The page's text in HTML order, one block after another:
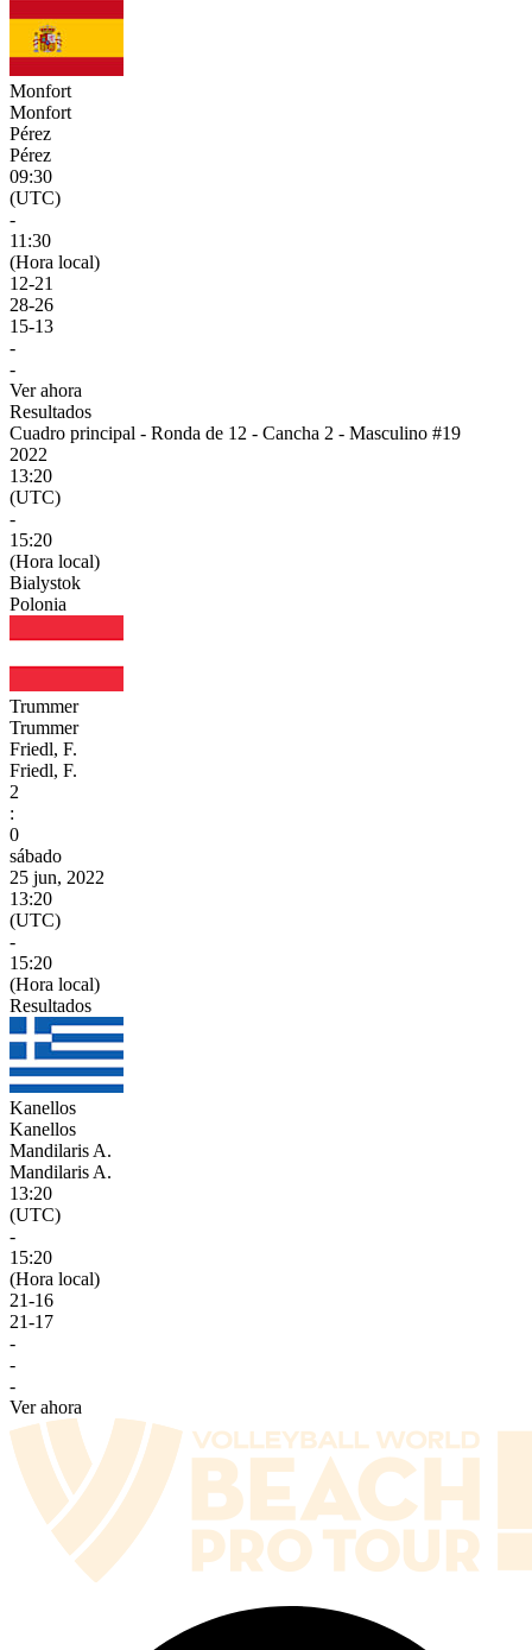
Monfort
Monfort
Pérez
Pérez
09:30
(UTC)
-
11:30
(Hora local)
12-21
28-26
15-13
-
-
Ver ahora
Resultados
Cuadro principal - Ronda de 12 - Cancha 2 - Masculino #19
2022
13:20
(UTC)
-
15:20
(Hora local)
Bialystok
Polonia
Trummer
Trummer
Friedl, F.
Friedl, F.
2
:
0
sábado
25 jun, 2022
13:20
(UTC)
-
15:20
(Hora local)
Resultados
Kanellos
Kanellos
Mandilaris A.
Mandilaris A.
13:20
(UTC)
-
15:20
(Hora local)
21-16
21-17
-
-
-
Ver ahora